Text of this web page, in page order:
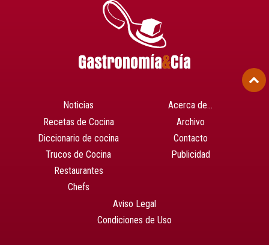
Noticias
Recetas de Cocina
Diccionario de cocina
Trucos de Cocina
Restaurantes
Chefs
Acerca de…
Archivo
Contacto
Publicidad
Aviso Legal
Condiciones de Uso